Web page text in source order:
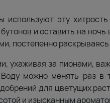
используют эту
и оставить на
постепенно
ухаживая за пионами,
можно менять раз в
для цветущих
и изысканным